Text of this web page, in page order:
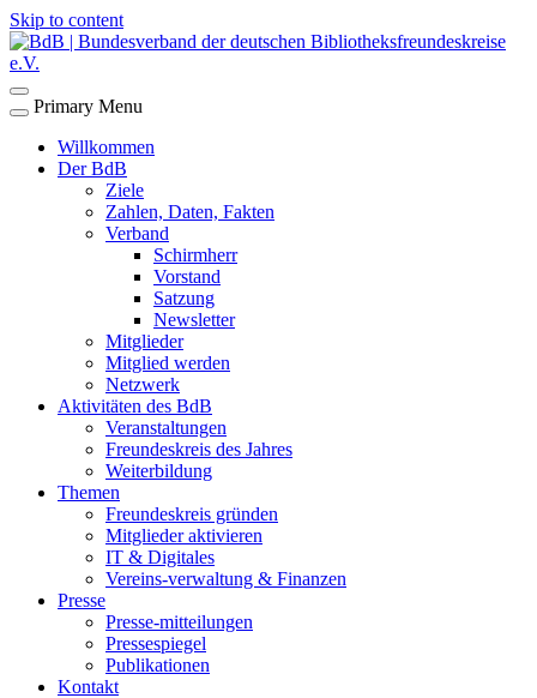
Skip to content
Primary Menu
Willkommen
Der BdB
Ziele
Zahlen, Daten, Fakten
Verband
Schirmherr
Vorstand
Satzung
Newsletter
Mitglieder
Mitglied werden
Netzwerk
Aktivitäten des BdB
Veranstaltungen
Freundeskreis des Jahres
Weiterbildung
Themen
Freundeskreis gründen
Mitglieder aktivieren
IT & Digitales
Vereins-verwaltung & Finanzen
Presse
Presse-mitteilungen
Pressespiegel
Publikationen
Kontakt